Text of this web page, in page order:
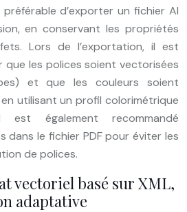
d’exporter un fichier AI
en conservant les propriétés
Lors de l’exportation, il est
que les polices soient vectorisées
et que les couleurs soient
utilisant un profil colorimétrique
est également recommandé
dans le fichier PDF pour éviter les
de polices.
vectoriel basé sur XML,
adaptative